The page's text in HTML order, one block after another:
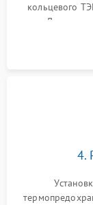
кольцевого
4.